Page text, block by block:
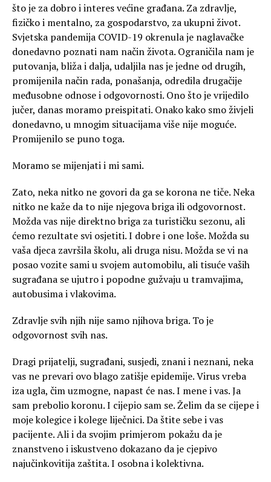
što je za dobro i interes većine građana. Za zdravlje,
fizičko i mentalno, za gospodarstvo, za ukupni život.
Svjetska pandemija COVID-19 okrenula je naglavačke
donedavno poznati nam način života. Ograničila nam je
putovanja, bliža i dalja, udaljila nas je jedne od drugih,
promijenila način rada, ponašanja, odredila drugačije
međusobne odnose i odgovornosti. Ono što je vrijedilo
jučer, danas moramo preispitati. Onako kako smo živjeli
donedavno, u mnogim situacijama više nije moguće.
Promijenilo se puno toga.
Moramo se mijenjati i mi sami.
Zato, neka nitko ne govori da ga se korona ne tiče. Neka
nitko ne kaže da to nije njegova briga ili odgovornost.
Možda vas nije direktno briga za turističku sezonu, ali
ćemo rezultate svi osjetiti. I dobre i one loše. Možda su
vaša djeca završila školu, ali druga nisu. Možda se vi na
posao vozite sami u svojem automobilu, ali tisuće vaših
sugrađana se ujutro i popodne gužvaju u tramvajima,
autobusima i vlakovima.
Zdravlje svih njih nije samo njihova briga. To je
odgovornost svih nas.
Dragi prijatelji, sugrađani, susjedi, znani i neznani, neka
vas ne prevari ovo blago zatišje epidemije. Virus vreba
iza ugla, čim uzmogne, napast će nas. I mene i vas. Ja
sam prebolio koronu. I cijepio sam se. Želim da se cijepe i
moje kolegice i kolege liječnici. Da štite sebe i vas
pacijente. Ali i da svojim primjerom pokažu da je
znanstveno i iskustveno dokazano da je cjepivo
najučinkovitija zaštita. I osobna i kolektivna.